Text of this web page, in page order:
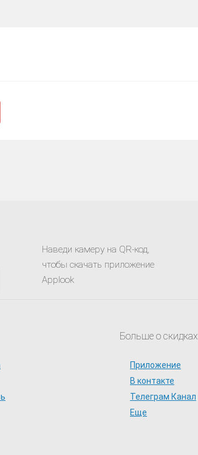
Наведи камеру на QR-код,
чтобы скачать приложение
Applook
Больше о скидках
Приложение
В контакте
Телеграм Канал
Еще